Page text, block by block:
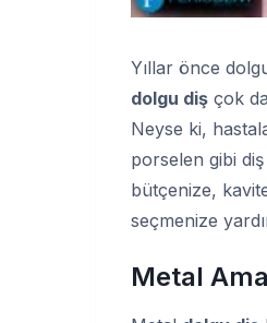
Yıllar önce
dolgu diş çok
Neyse ki,
porselen gibi
bütçenize,
seçmenize
Metal